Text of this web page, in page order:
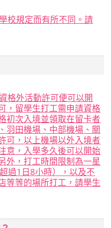
校規定而有所不同。請
格外活動許可便可以開
，留學生打工需申請資格
初次入境並領取在留卡者
羽田機場、中部機場、關
可，以上機場以外入境者
意，入學多久後可以開始
外，打工時間限制為一星
過1日8小時），以及不
等等的場所打工，請學生